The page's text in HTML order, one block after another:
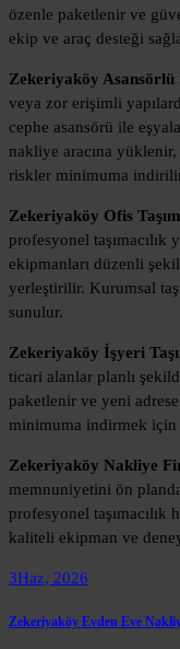
özenle paketlenir ve
ekip ve araç desteği
Zekeriyaköy
veya zor erişimli
cephe asansörü ile
nakliye aracına
riskler minimuma
Zekeriyaköy Ofis
profesyonel taşımacılık
ekipmanları düzenli
yerleştirilir. Kurumsal
sunulur.
Zekeriyaköy İşyeri
ticari alanlar planlı
paketlenir ve yeni
minimuma indirmek için
Zekeriyaköy Nakliye
memnuniyetini ön
profesyonel taşımacılık
kaliteli ekipman ve
3Haz, 2026
Zekeriyaköy Evden Eve